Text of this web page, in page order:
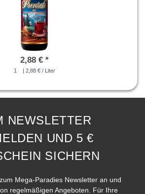
2,88 € *
1 | 2,88 € / Liter
NEWSLETTER
UND 5 €
SICHERN
Mega-Paradies Newsletter an und
regelmäßigen Angeboten. Für Ihre